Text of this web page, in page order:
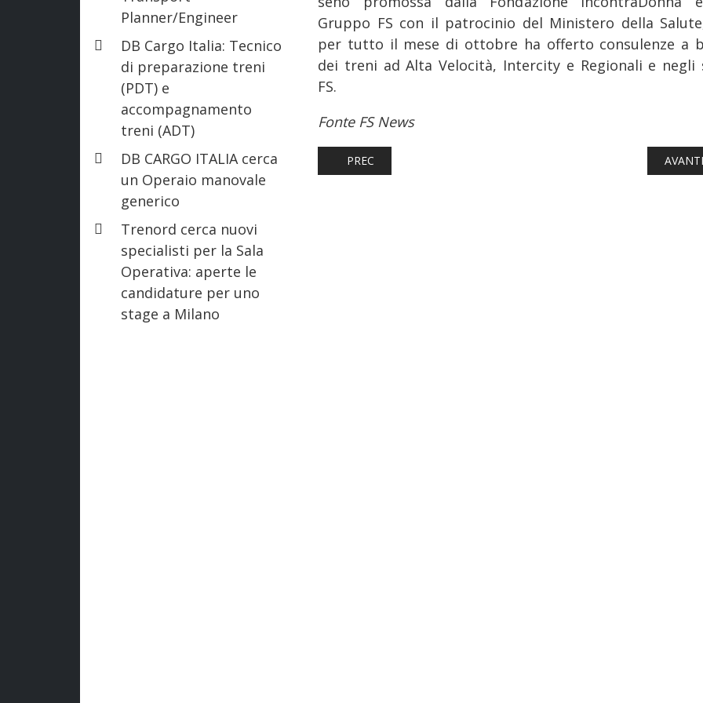
Planner/Engineer
DB Cargo Italia: Tecnico
di preparazione treni
(PDT) e
accompagnamento
treni (ADT)
DB CARGO ITALIA cerca
un Operaio manovale
generico
Trenord cerca nuovi
specialisti per la Sala
Operativa: aperte le
candidature per uno
stage a Milano
Gruppo FS con il patrocinio del Ministero della
per tutto il mese di ottobre ha offerto consulenze a
dei treni ad Alta Velocità, Intercity e Regionali e negli
FS.
Fonte FS News
ARTICOLO PRECEDENTE: FERROVIE: LINEA T2 MALPENSA -
PREC AVANTI